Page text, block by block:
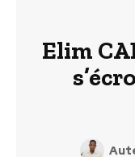
Elim